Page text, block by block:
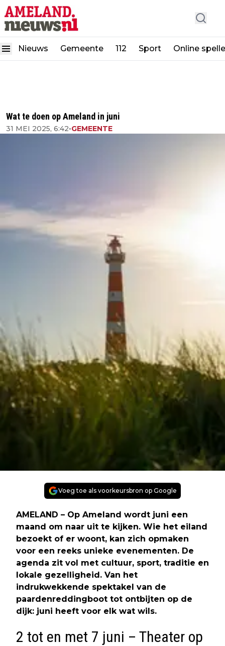
Nieuws Gemeente 112 Sport Online
Wat te doen op Ameland in juni
31 MEI 2025, 6:42•GEMEENTE
Voeg toe als voorkeursbron op Google
AMELAND – Op Ameland wordt juni een
maand om naar uit te kijken. Wie het eiland
bezoekt of er woont, kan zich opmaken
voor een reeks unieke evenementen. De
agenda zit vol met cultuur, sport, traditie en
lokale gezelligheid. Van het
indrukwekkende spektakel van de
paardenreddingboot tot ontbijten op de
dijk: juni heeft voor elk wat wils.
2 tot en met 7 juni – Theater op